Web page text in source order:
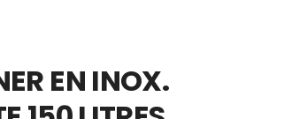
EN INOX.